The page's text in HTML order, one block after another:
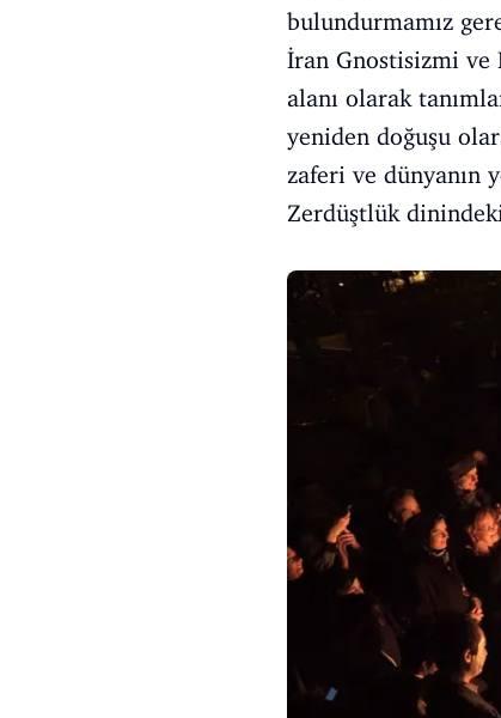
bulundurmamız
İran Gnostisizmi ve
alanı olarak
yeniden doğuşu
zaferi ve dünyanın
Zerdüştlük dinindeki